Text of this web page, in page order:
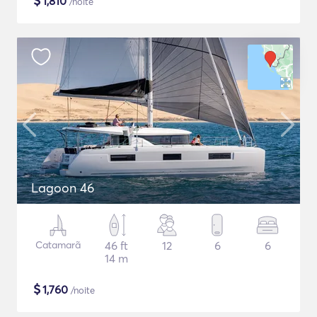
Lagoon 46
Catamarã
46 ft
14 m
12 6 6
$1,760 /noite